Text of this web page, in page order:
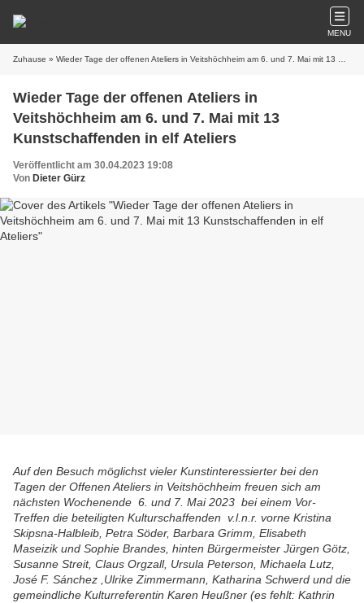
MENU
Zuhause » Wieder Tage der offenen Ateliers in Veitshöchheim am 6. und 7. Mai mit 13 Kunstschaffenden in elf Ateliers
Wieder Tage der offenen Ateliers in
Veitshöchheim am 6. und 7. Mai mit 13
Kunstschaffenden in elf Ateliers
Veröffentlicht am 30.04.2023 19:08
Von Dieter Gürz
Auf den Besuch möglichst vieler Kunstinteressierter bei den
Tagen der Offenen Ateliers in Veitshöchheim freuen sich am
nächsten Wochenende 6. und 7. Mai 2023 bei einem Vor-
Treffen die beteiligten Kulturschaffenden v.l.n.r. vorne Kristina
Skipsna-Halbleib, Petra Söder, Barbara Grimm, Elisabeth
Maseizik und Sophie Brandes, hinten Bürgermeister Jürgen Götz,
Susanne Streit, Claus Orgzall, Ursula Peterson, Michaela Lutz,
José F. Sánchez ,Ulrike Zimmermann, Katharina Schwerd und die
gemeindliche Kulturreferentin Karen Heußner (es fehlt: Kathrin